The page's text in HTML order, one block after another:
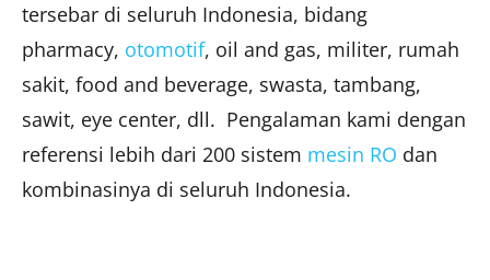
tersebar di seluruh Indonesia, bidang
pharmacy, otomotif, oil and gas, militer, rumah
sakit, food and beverage, swasta, tambang,
sawit, eye center, dll. Pengalaman kami dengan
referensi lebih dari 200 sistem mesin RO dan
kombinasinya di seluruh Indonesia.